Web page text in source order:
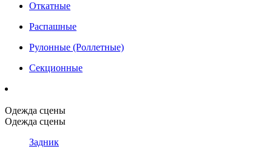
Откатные
Распашные
Рулонные (Роллетные)
Секционные
Одежда сцены
Одежда сцены
Задник